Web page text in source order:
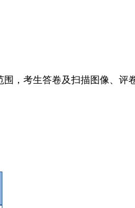
，考生答卷及扫描图像、评